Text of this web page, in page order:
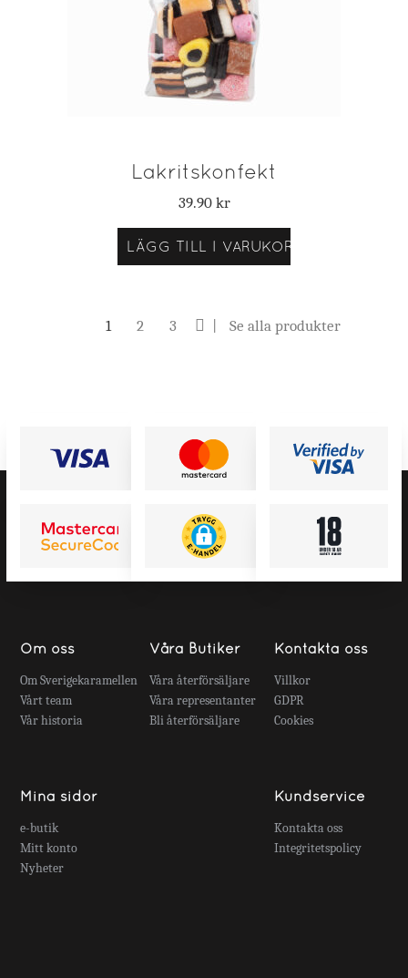
LÄGG TILL I VARUKORG
Lakritskonfekt
39.90 kr
1 2 3 Se alla produkter
Om oss
Om Sverigekaramellen
Vårt team
Vår historia
Våra Butiker
Våra återförsäljare
Våra representanter
Bli återförsäljare
Kontakta oss
Villkor
GDPR
Cookies
Mina sidor
e-butik
Mitt konto
Nyheter
Kundservice
Kontakta oss
Integritetspolicy